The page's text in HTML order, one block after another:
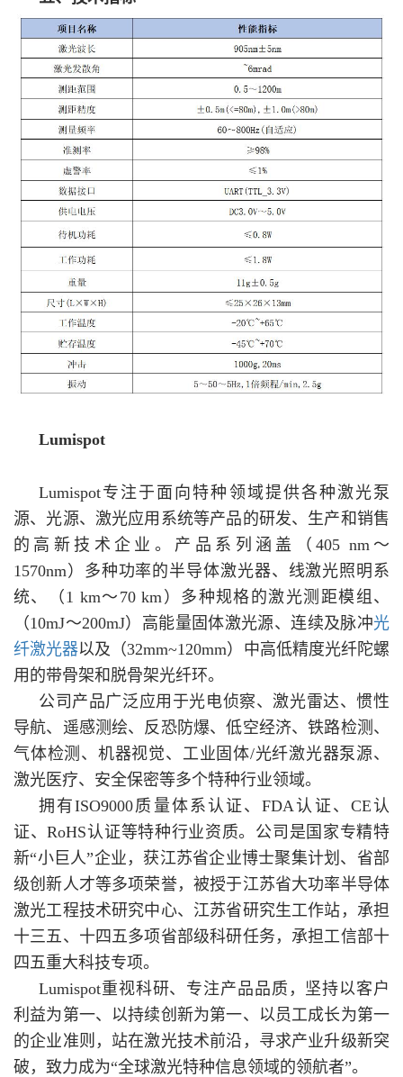
Lumispot
Lumispot专注于面向特种领域提供各种激光泵
源、光源、激光应用系统等产品的研发、生产和销售
的高新技术企业。产品系列涵盖（405 nm～
1570nm）多种功率的半导体激光器、线激光照明系
统、（1 km～70 km）多种规格的激光测距模组、
（10mJ～200mJ）高能量固体激光源、连续及脉冲光
纤激光器以及（32mm~120mm）中高低精度光纤陀螺
用的带骨架和脱骨架光纤环。
公司产品广泛应用于光电侦察、激光雷达、惯性
导航、遥感测绘、反恐防爆、低空经济、铁路检测、
气体检测、机器视觉、工业固体/光纤激光器泵源、
激光医疗、安全保密等多个特种行业领域。
拥有ISO9000质量体系认证、FDA认证、CE认
证、RoHS认证等特种行业资质。公司是国家专精特
新“小巨人”企业，获江苏省企业博士聚集计划、省部
级创新人才等多项荣誉，被授于江苏省大功率半导体
激光工程技术研究中心、江苏省研究生工作站，承担
十三五、十四五多项省部级科研任务，承担工信部十
四五重大科技专项。
Lumispot重视科研、专注产品品质，坚持以客户
利益为第一、以持续创新为第一、以员工成长为第一
的企业准则，站在激光技术前沿，寻求产业升级新突
破，致力成为“全球激光特种信息领域的领航者”。